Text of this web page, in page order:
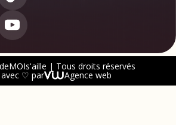
| Tous droits réservés
♡ par Agence web